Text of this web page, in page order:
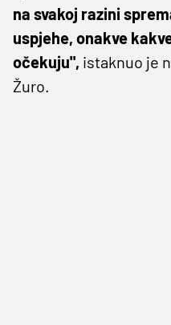
na svakoj razini
uspjehe, onakve
očekuju", istaknuo je
Žuro.